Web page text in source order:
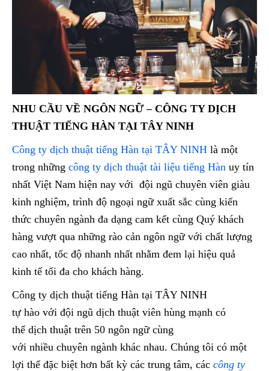
NHU CẦU VỀ NGÔN NGỮ – CÔNG TY DỊCH
THUẬT TIẾNG HÀN TẠI TÂY NINH
Công ty dịch thuật tiếng Hàn tại TÂY NINH là một
trong những công ty dịch thuật tài liệu tiếng Hàn uy tín
nhất Việt Nam hiện nay với đội ngũ chuyên viên giàu
kinh nghiệm, trình độ ngoại ngữ xuất sắc cùng kiến
thức chuyên ngành đa dạng cam kết cùng Quý khách
hàng vượt qua những rào cản ngôn ngữ với chất lượng
cao nhất, tốc độ nhanh nhất nhằm đem lại hiệu quả
kinh tế tối đa cho khách hàng.
Công ty dịch thuật tiếng Hàn tại TÂY NINH
tự hào với đội ngũ dịch thuật viên hùng mạnh có
thể dịch thuật trên 50 ngôn ngữ cùng
với nhiều chuyên ngành khác nhau. Chúng tôi có một
lợi thế đặc biệt hơn bất kỳ các trung tâm, các công ty